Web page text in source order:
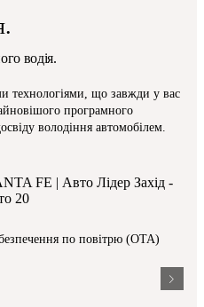
водія.
технологіями, що завжди у вас
програмного
володіння автомобілем.
по повітрю (OTA)